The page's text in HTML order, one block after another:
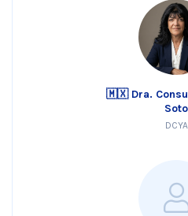
🇲🇽 Dra.
Soto
DCYA